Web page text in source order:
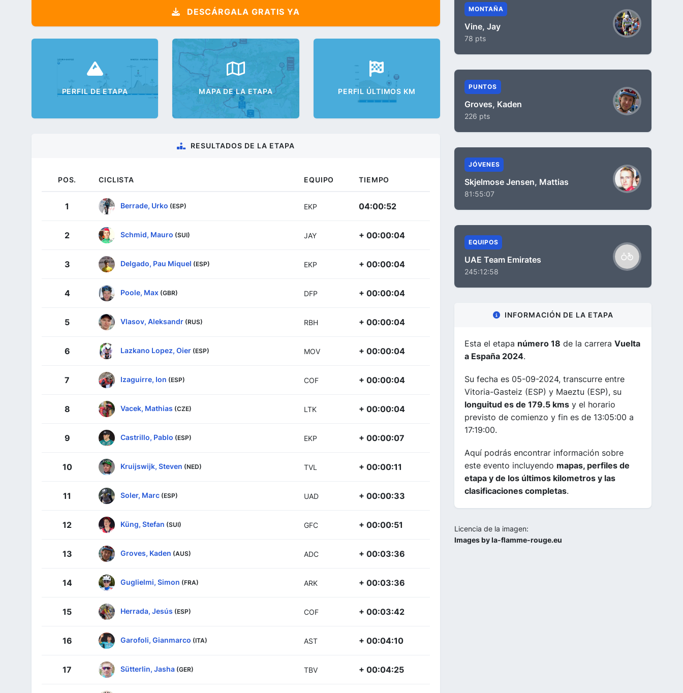
DESCÁRGALA GRATIS YA
PERFIL DE ETAPA MAPA DE LA ETAPA PERFIL ÚLTIMOS KM
RESULTADOS DE LA ETAPA
POS. CICLISTA EQUIPO TIEMPO
1 Berrade, Urko (ESP) EKP 04:00:52
2 Schmid, Mauro (SUI) JAY + 00:00:04
3 Delgado, Pau Miquel (ESP) EKP + 00:00:04
4 Poole, Max (GBR) DFP + 00:00:04
5 Vlasov, Aleksandr (RUS) RBH + 00:00:04
6 Lazkano Lopez, Oier (ESP) MOV + 00:00:04
7 Izaguirre, Ion (ESP) COF + 00:00:04
8 Vacek, Mathias (CZE) LTK + 00:00:04
9 Castrillo, Pablo (ESP) EKP + 00:00:07
10 Kruijswijk, Steven (NED) TVL + 00:00:11
11 Soler, Marc (ESP) UAD + 00:00:33
12 Küng, Stefan (SUI) GFC + 00:00:51
13 Groves, Kaden (AUS) ADC + 00:03:36
14 Guglielmi, Simon (FRA) ARK + 00:03:36
15 Herrada, Jesús (ESP) COF + 00:03:42
16 Garofoli, Gianmarco (ITA) AST + 00:04:10
17 Sütterlin, Jasha (GER) TBV + 00:04:25
MONTAÑA
Vine, Jay
78 pts
PUNTOS
Groves, Kaden
226 pts
JÓVENES
Skjelmose Jensen, Mattias
81:55:07
EQUIPOS
UAE Team Emirates
245:12:58
INFORMACIÓN DE LA ETAPA
Esta el etapa número 18 de la carrera Vuelta
a España 2024.
Su fecha es 05-09-2024, transcurre entre
Vitoria-Gasteiz (ESP) y Maeztu (ESP), su
longuitud es de 179.5 kms y el horario
previsto de comienzo y fin es de 13:05:00 a
17:19:00.
Aquí podrás encontrar información sobre
este evento incluyendo mapas, perfiles de
etapa y de los últimos kilometros y las
clasificaciones completas.
Licencia de la imagen:
Images by la-flamme-rouge.eu